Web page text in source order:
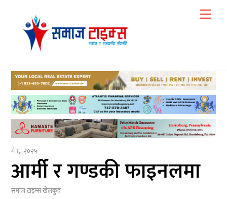
content
मे ६, २०२५
आर्मी र गण्डकी फाइनलमा
समाज टाइम्सखेलकुद